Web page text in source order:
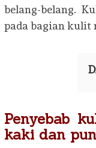
belang-belang.
pada bagian kulit
Penyebab
kaki dan